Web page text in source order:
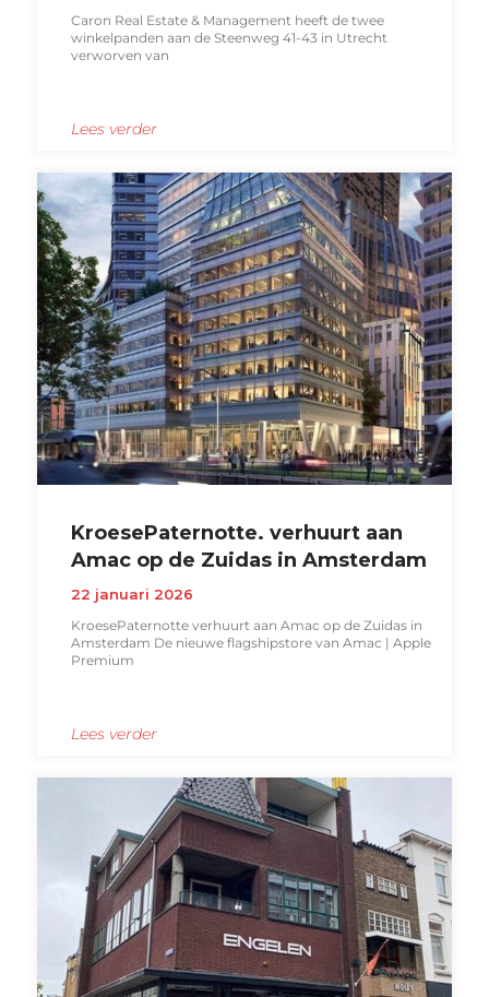
Caron Real Estate & Management heeft de twee
winkelpanden aan de Steenweg 41-43 in Utrecht
verworven van
Lees verder
KroesePaternotte. verhuurt aan
Amac op de Zuidas in Amsterdam
22 januari 2026
KroesePaternotte verhuurt aan Amac op de Zuidas in
Amsterdam De nieuwe flagshipstore van Amac | Apple
Premium
Lees verder